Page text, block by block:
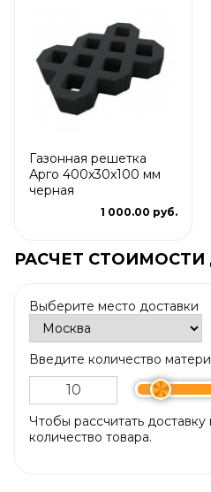
Газонная решетка
Арго 400x30x100 мм
черная
1 000.00 руб.
РАСЧЕТ СТОИМОСТИ
Выберите место доставки
Введите количество
Чтобы рассчитать
количество товара.